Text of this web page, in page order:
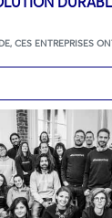
, CES ENTREPRISES